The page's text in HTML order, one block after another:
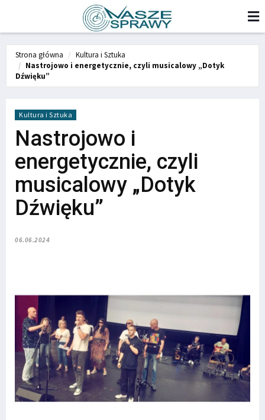
Strona główna
Kultura i Sztuka
Nastrojowo i energetycznie, czyli musicalowy „Dotyk
Dźwięku”
Kultura i Sztuka
Nastrojowo i
energetycznie, czyli
musicalowy „Dotyk
Dźwięku”
06.06.2024